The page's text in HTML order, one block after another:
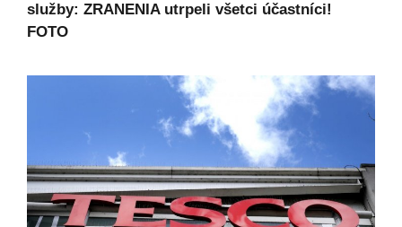
služby: ZRANENIA utrpeli všetci účastníci!
FOTO